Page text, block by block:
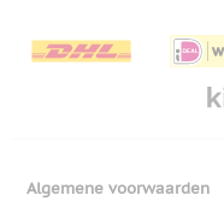
Algemene voorwaarden